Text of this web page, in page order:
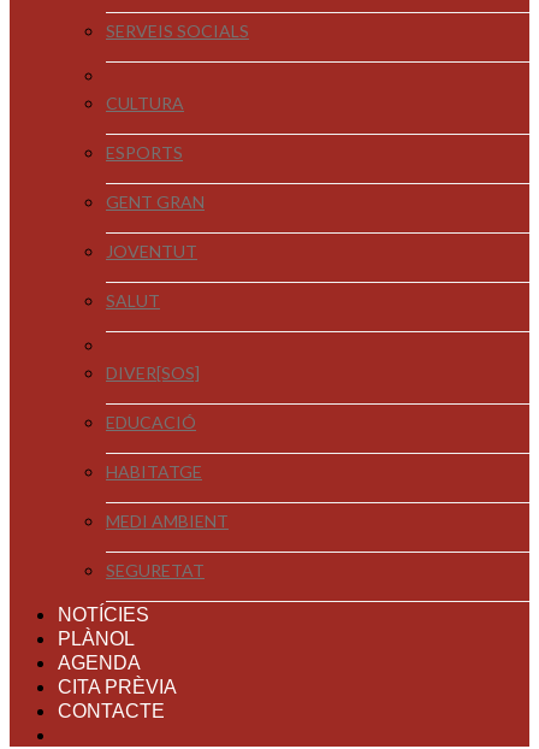
SERVEIS SOCIALS
CULTURA
ESPORTS
GENT GRAN
JOVENTUT
SALUT
DIVER[SOS]
EDUCACIÓ
HABITATGE
MEDI AMBIENT
SEGURETAT
NOTÍCIES
PLÀNOL
AGENDA
CITA PRÈVIA
CONTACTE